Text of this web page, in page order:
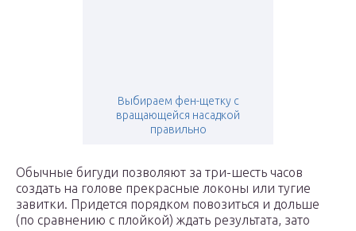
Выбираем фен-щетку с
вращающейся насадкой
правильно
Обычные бигуди позволяют за три-шесть часов
создать на голове прекрасные локоны или тугие
завитки. Придется порядком повозиться и дольше
(по сравнению с плойкой) ждать результата, зато